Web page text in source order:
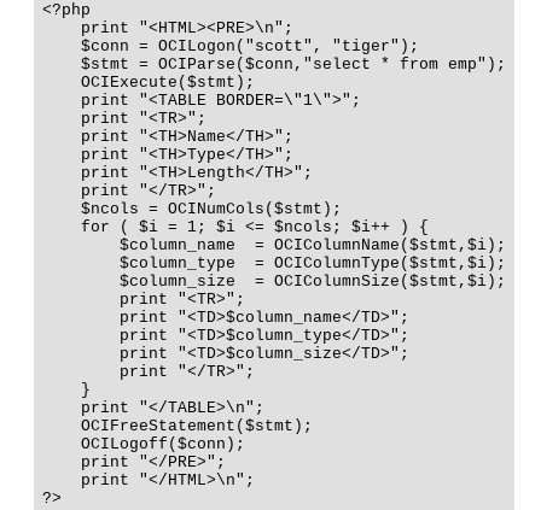
<?php
    print "<HTML><PRE>\n";
    $conn = OCILogon("scott", "tiger");
    $stmt = OCIParse($conn,"select * from emp");
    OCIExecute($stmt);
    print "<TABLE BORDER=\"1\">";
    print "<TR>";
    print "<TH>Name</TH>";
    print "<TH>Type</TH>";
    print "<TH>Length</TH>";
    print "</TR>";
    $ncols = OCINumCols($stmt);
    for ( $i = 1; $i <= $ncols; $i++ ) {
        $column_name  = OCIColumnName($stmt,$i);
        $column_type  = OCIColumnType($stmt,$i);
        $column_size  = OCIColumnSize($stmt,$i);
        print "<TR>";
        print "<TD>$column_name</TD>";
        print "<TD>$column_type</TD>";
        print "<TD>$column_size</TD>";
        print "</TR>";
    }
    print "</TABLE>\n";
    OCIFreeStatement($stmt);
    OCILogoff($conn);
    print "</PRE>";
    print "</HTML>\n";
?>